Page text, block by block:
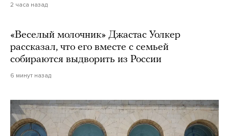
2 часа назад
«Веселый молочник» Джастас Уолкер
рассказал, что его вместе с семьей
собираются выдворить из России
6 минут назад